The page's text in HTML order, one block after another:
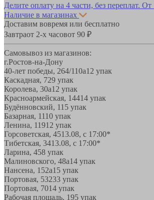
Делите оплату на 4 части, без переплат. От
Наличие в магазинах
Доставим вовремя или бесплатно
Завтраот 2-х часовот 90 ₽
Самовывоз из магазинов:
г.Ростов-на-Дону
40-лет победы, 264/110а12 упак
Каскадная, 729 упак
Королева, 30а12 упак
Красноармейская, 14414 упак
Будённовский, 11 5 упак
Базарная, 1110 упак
Ленина, 11912 упак
Горсоветская, 4513.08, с 17:00*
Тибетская, 3413.08, с 17:00*
Ларина, 458 упак
Малиновского, 48а14 упак
Нансена, 152а15 упак
Портовая, 53233 упак
Портовая, 7014 упак
Рабочая площадь, 195 упак